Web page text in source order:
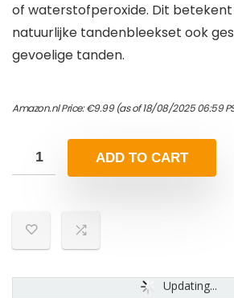
of waterstofperoxide. Dit
natuurlijke tandenbleekset ook
gevoelige tanden.
Amazon.nl Price:€9.99(as of 18/08/2025 06:59
ADD TO CART
Updating...